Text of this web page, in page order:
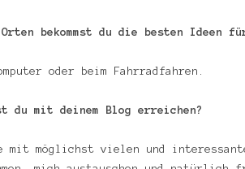
Orten bekommst du die besten Ideen
oder beim Fahrradfahren.
du mit deinem Blog erreichen?
mit möglichst vielen und